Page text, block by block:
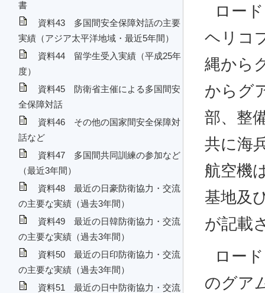
書
資料43 多国間安全保障対話の主要
実績（アジア太平洋地域・最近5年間）
資料44 留学生受入実績（平成25年
度）
資料45 防衛省主催による多国間安
全保障対話
資料46 その他の国家間安全保障対
話など
資料47 多国間共同訓練の参加など
（最近3年間）
資料48 最近の日豪防衛協力・交流
の主要な実績（過去3年間）
資料49 最近の日韓防衛協力・交流
の主要な実績（過去3年間）
資料50 最近の日印防衛協力・交流
の主要な実績（過去3年間）
資料51 最近の日中防衛協力・交流
ロー
ヘリコ
縄から
からグ
部、整
共に海
航空機
基地及
が記載
ロー
のグア